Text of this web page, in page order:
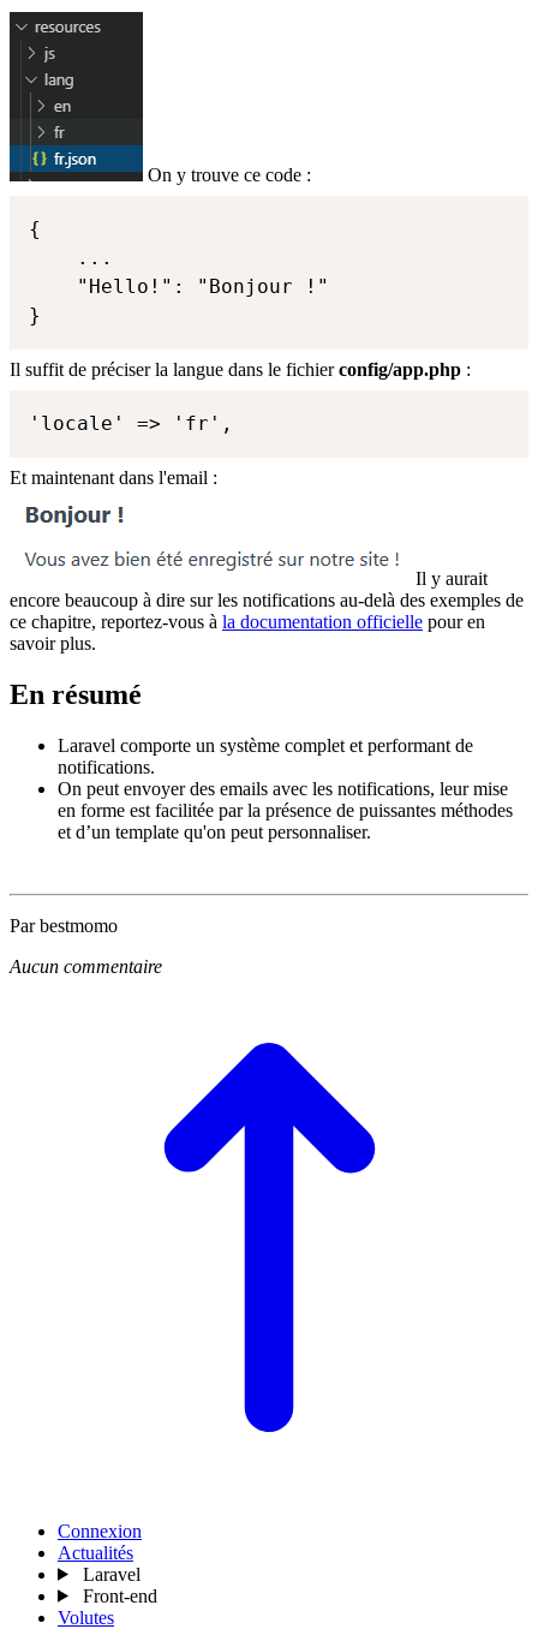
On y trouve ce code :
{
    ...
    "Hello!": "Bonjour !"
}
Il suffit de préciser la langue dans le fichierconfig/app.php :
'locale' => 'fr',
Et maintenant dans l'email :
Il y aurait
encore beaucoup à dire sur les notifications au-delà des exemples de
ce chapitre, reportez-vous à la documentation officielle pour en
savoir plus.
En résumé
Laravel comporte un système complet et performant de
notifications.
On peut envoyer des emails avec les notifications, leur mise
en forme est facilitée par la présence de puissantes méthodes
et d’un template qu'on peut personnaliser.
Par bestmomo
Aucun commentaire
Connexion
Actualités
Laravel
Front-end
Volutes